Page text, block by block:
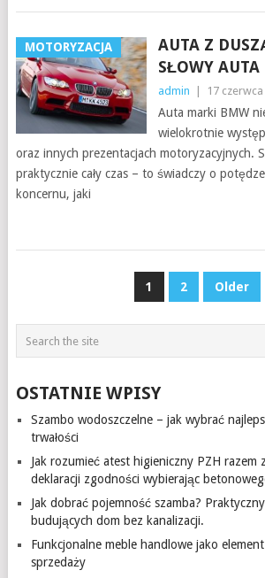
MOTORYZACJA
AUTA Z
SŁOWY
admin 17
Auta marki BMW
wielokrotnie
oraz innych prezentacjach motoryzacyjnych.
praktycznie cały czas – to świadczy o
koncernu, jaki
STRONICOWANIE
1 2 Older
OSTATNIE WPISY
Szambo wodoszczelne – jak wybrać
trwałości
Jak rozumieć atest higieniczny PZH razem
deklaracji zgodności wybierając
Jak dobrać pojemność szamba?
budujących dom bez kanalizacji.
Funkcjonalne meble handlowe jako
sprzedaży